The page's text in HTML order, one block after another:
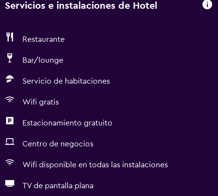
Servicios e instalaciones de Hotel
Restaurante
Bar/lounge
Servicio de habitaciones
Wifi gratis
Estacionamiento gratuito
Centro de negocios
Wifi disponible en todas las instalaciones
TV de pantalla plana